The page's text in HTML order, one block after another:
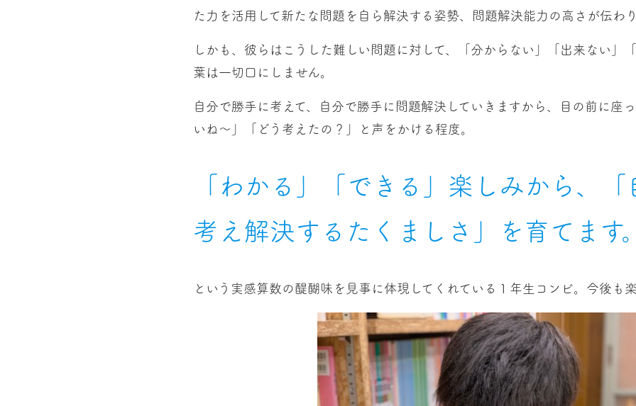
た力を活用して新たな問題を自ら解決する姿勢、問題解決能力の高さが伝わ
しかも、彼らはこうした難しい問題に対して、「分からない」「出来ない」
葉は一切口にしません。
自分で勝手に考えて、自分で勝手に問題解決していきますから、目の前に座
いね〜」「どう考えたの？」と声をかける程度。
「わかる」「できる」楽しみから、
考え解決するたくましさ」を育てます
という実感算数の醍醐味を見事に体現してくれている１年生コンビ。今後も